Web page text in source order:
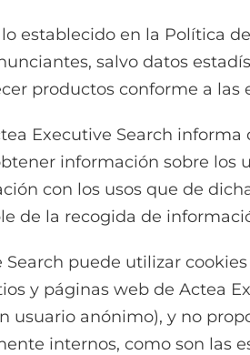
establecido en la Política
salvo datos
productos conforme a las
Executive Search
información sobre los
con los usos que de
de la recogida de
Search puede utilizar
y páginas web de Actea
usuario anónimo), y no
internos, como son las